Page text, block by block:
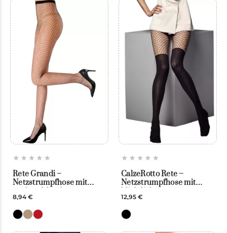
Rete Grandi –
Netzstrumpfhose mit
Veneziana
8,94 €
CalzeRotto Rete –
Netzstrumpfhose mit
Strümpfeffekt –
Veneziana –
12,95 €